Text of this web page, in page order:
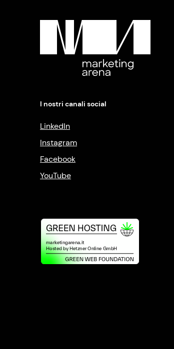
I nostri canali social
LinkedIn
Instagram
Facebook
YouTube